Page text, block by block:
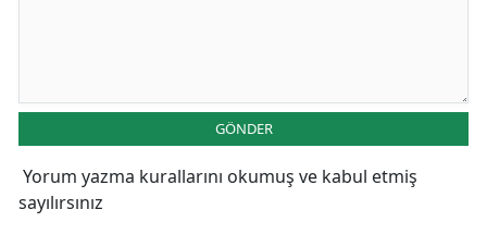
GÖNDER
Yorum yazma kurallarını okumuş ve kabul etmiş
sayılırsınız